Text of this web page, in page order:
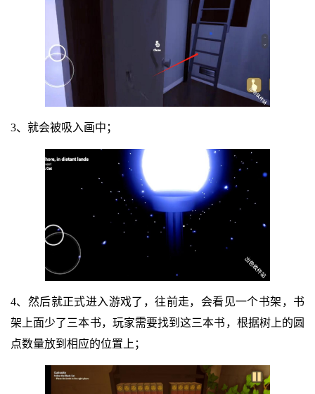
3、就会被吸入画中；
4、然后就正式进入游戏了，往前走，会看见一个书架，书
架上面少了三本书，玩家需要找到这三本书，根据树上的圆
点数量放到相应的位置上；